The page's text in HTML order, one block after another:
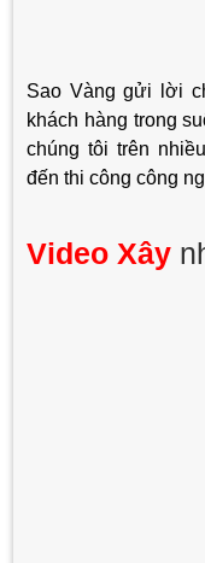
Sao Vàng gửi lời
khách hàng trong
chúng tôi trên
đến thi công công
Video Xây